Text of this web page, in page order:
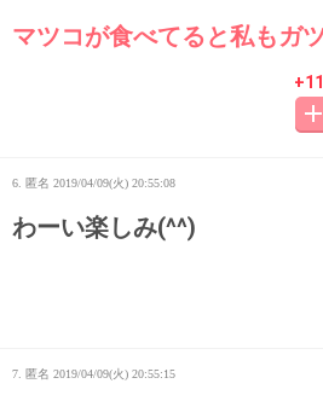
マツコが食べてると私もガ
6. 匿名 2019/04/09(火) 20:55:08
わーい楽しみ(^^)
7. 匿名 2019/04/09(火) 20:55:15